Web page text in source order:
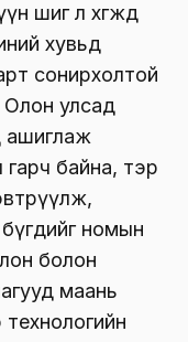
шиг л хөгжөөд
хувьд
сонирхолтой
Олон улсад
ашиглаж
байна, тэр
номын
болон
маань